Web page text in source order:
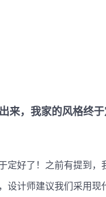
来，我家的风格终
定好了！之前有提到
设计师建议我们采用